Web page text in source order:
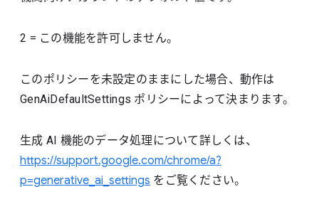
2 = この機能を許可しません。
このポリシーを未設定のままにした場合、動作は
GenAiDefaultSettings ポリシーによって決まります。
生成 AI 機能のデータ処理について詳しくは、
https://support.google.com/chrome/a?
p=generative_ai_settings をご覧ください。